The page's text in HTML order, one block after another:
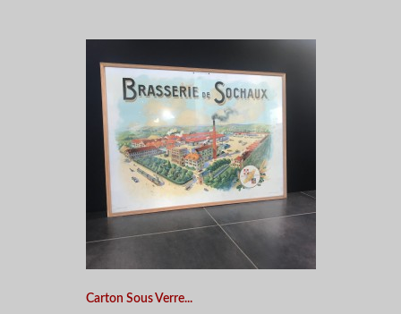
Carton Sous Verre...